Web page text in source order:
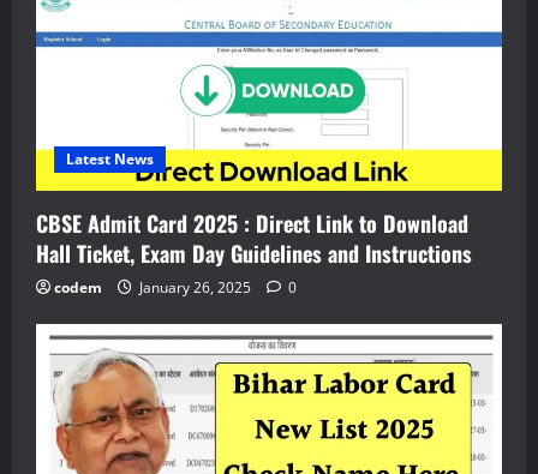
Latest News
CBSE Admit Card 2025 : Direct Link to Download
Hall Ticket, Exam Day Guidelines and Instructions
codem January 26, 2025 0